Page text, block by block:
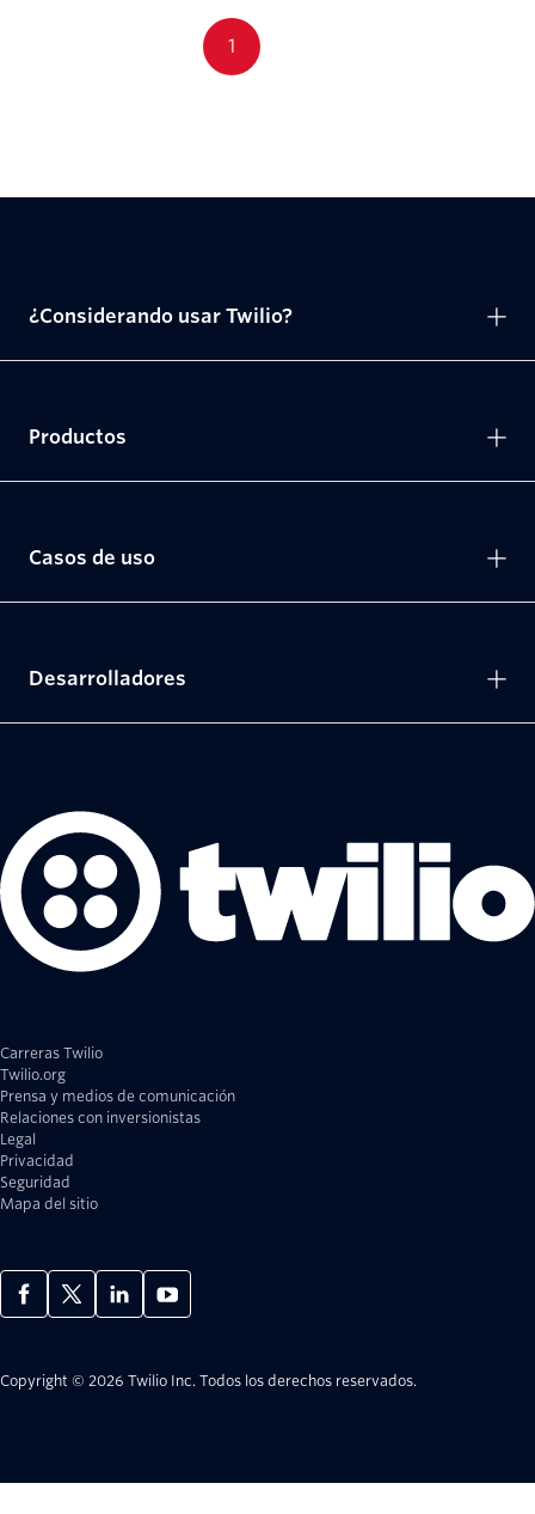
1
Carreras Twilio
Twilio.org
Prensa y medios de comunicación
Relaciones con inversionistas
Legal
Privacidad
Seguridad
Mapa del sitio
Copyright © 2026 Twilio Inc. Todos los derechos reservados.
¿Considerando usar Twilio?
Productos
Casos de uso
Desarrolladores